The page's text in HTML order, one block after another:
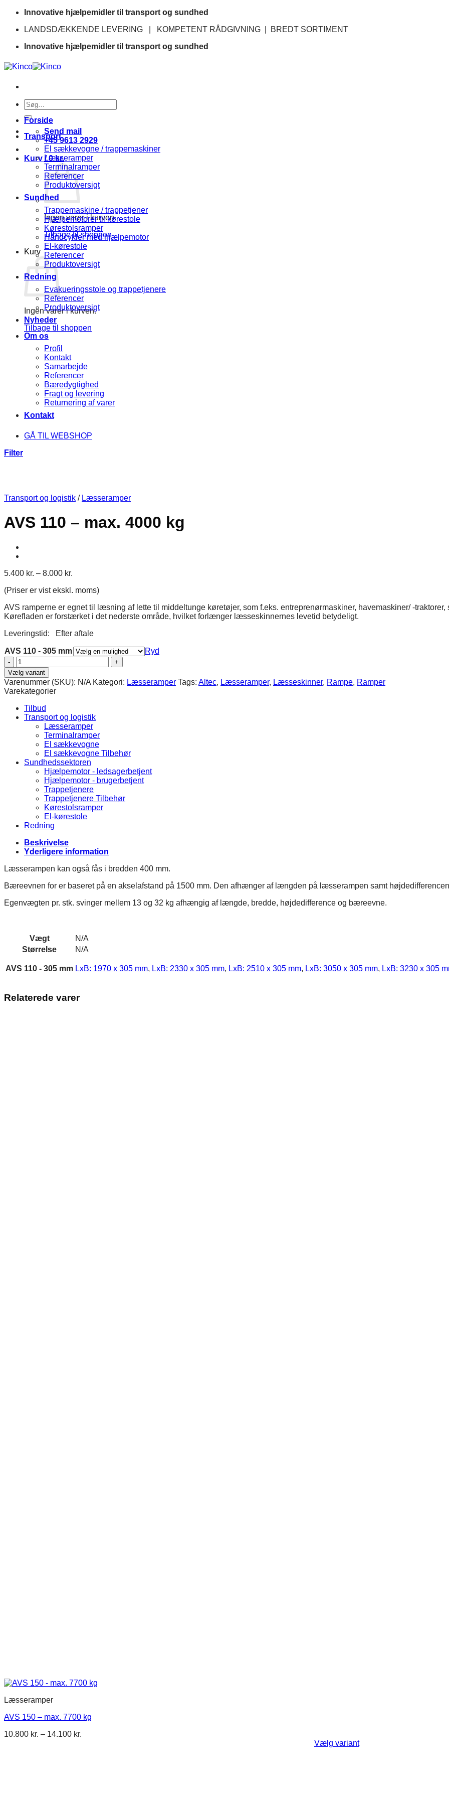
Fortsæt
indhold
Innovative hjælpemidler til transport og sundhed
LANDSDÆKKENDE LEVERING | KOMPETENT RÅDGIVNING | BREDT SORTIMENT
Innovative hjælpemidler til transport og sundhed
Søg
efter:
Send mail
+45 9613 2929
Kurv /0kr.
Ingen varer i kurven.
Tilbage til shoppen
Kurv
Ingen varer i kurven.
Tilbage til shoppen
Forside
Transport
El sækkevogne / trappemaskiner
Læsseramper
Terminalramper
Referencer
Produktoversigt
Sundhed
Trappemaskine / trappetjener
Hjælpemotorer til kørestole
Kørestolsramper
Håndcykler med hjælpemotor
El-kørestole
Referencer
Produktoversigt
Redning
Evakueringsstole og trappetjenere
Referencer
Produktoversigt
Nyheder
Om os
Profil
Kontakt
Samarbejde
Referencer
Bæredygtighed
Fragt og levering
Returnering af varer
Kontakt
GÅ TIL WEBSHOP
Filter
Transport og logistik / Læsseramper
AVS 110 – max. 4000 kg
5.400 kr. – 8.000 kr.
til
(Priser er vist ekskl. moms)
AVS ramperne er egnet til læsning af lette til middeltunge køretøjer, som f.eks. entreprenørmaskiner, havemaskiner/ -
Kørefladen er forstærket i det nederste område, hvilket forlænger læsseskinnernes levetid betydeligt.
Leveringstid: Efter aftale
AVS 110 - 305 mm
Ryd
AVS
110
-
max.
4000
kg
antal
Vælg variant
Varenummer (SKU): N/A Kategori: Læsseramper Tags: Altec, Læsseramper, Læsseskinner, Rampe, Ramper
Varekategorier
Tilbud
Transport og logistik
Læsseramper
Terminalramper
El sækkevogne
El sækkevogne Tilbehør
Sundhedssektoren
Hjælpemotor - ledsagerbetjent
Hjælpemotor - brugerbetjent
Trappetjenere
Trappetjenere Tilbehør
Kørestolsramper
El-kørestole
Redning
Beskrivelse
Yderligere information
Læsserampen kan også fås i bredden 400 mm.
Bæreevnen for er baseret på en akselafstand på 1500 mm. Den afhænger af længden på læsserampen samt
Egenvægten pr. stk. svinger mellem 13 og 32 kg afhængig af længde, bredde, højdedifference og bæreevne.
Vægt
N/A
Størrelse
N/A
AVS 110 - 305 mm LxB: 1970 x 305 mm, LxB: 2330 x 305 mm, LxB: 2510 x 305 mm, LxB: 3050 x 305 mm, LxB: 3230 x 305
Relaterede varer
Læsseramper
AVS 150 – max. 7700 kg
10.800 kr. – 14.100 kr.
Vælg variant